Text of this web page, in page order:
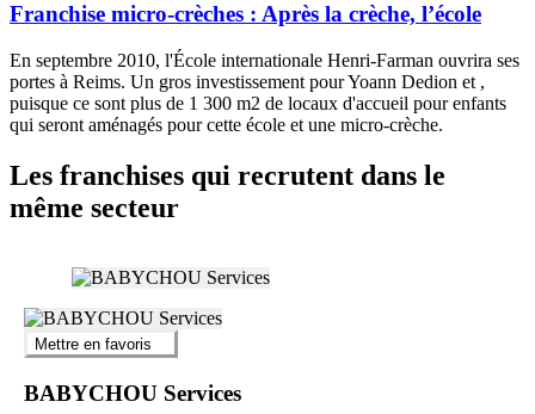
Franchise micro-crèches : Après la crèche, l’école
En septembre 2010, l'École internationale Henri-Farman ouvrira ses
portes à Reims. Un gros investissement pour Yoann Dedion et ,
puisque ce sont plus de 1 300 m2 de locaux d'accueil pour enfants
qui seront aménagés pour cette école et une micro-crèche.
Les franchises qui recrutent dans le
même secteur
Mettre en favoris
BABYCHOU Services